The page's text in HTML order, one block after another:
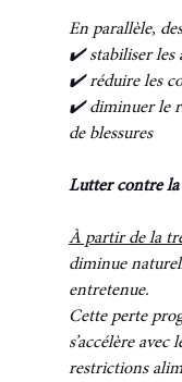
En parallèle,
✔️ stabiliser les
✔️ réduire les
✔️ diminuer le
de blessures
Lutter contre la
À partir de la
diminue
entretenue.
Cette perte
s’accélère avec
restrictions